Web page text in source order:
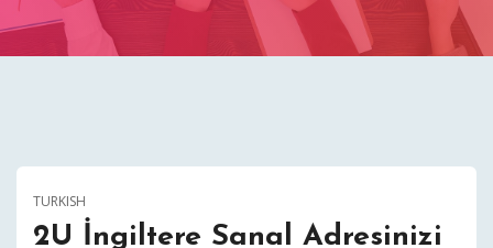
TURKISH
2U İngiltere Sanal Adresinizi